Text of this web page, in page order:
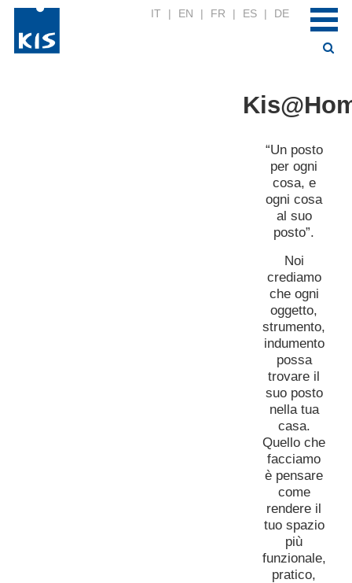
IT | EN | FR | ES | DE
“Un posto
per ogni
cosa, e
ogni cosa
al suo
posto”.
Noi
crediamo
che ogni
oggetto,
strumento,
indumento
possa
trovare il
suo posto
nella tua
casa.
Quello che
facciamo
è pensare
come
rendere il
tuo spazio
più
funzionale,
pratico,